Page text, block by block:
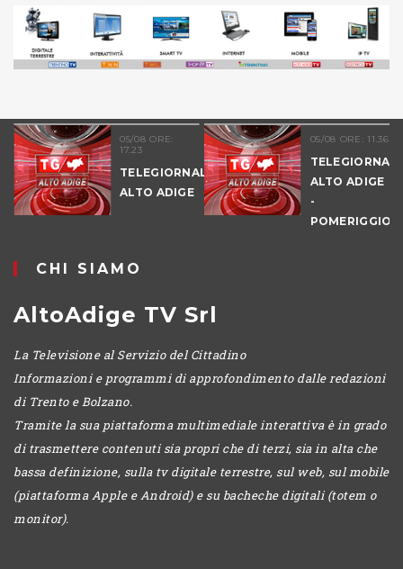
05/08 ORE:
17.23
TELEGIORNALE
ALTO ADIGE
05/08 ORE: 11.36
ALTO ADIGE
-
POMERIGGIO
CHI SIAMO
AltoAdige TV Srl
La Televisione al Servizio del Cittadino
Informazioni e programmi di approfondimento dalle redazioni
di Trento e Bolzano.
Tramite la sua piattaforma multimediale interattiva è in grado
di trasmettere contenuti sia propri che di terzi, sia in alta che
bassa definizione, sulla tv digitale terrestre, sul web, sul mobile
(piattaforma Apple e Android) e su bacheche digitali (totem o
monitor).